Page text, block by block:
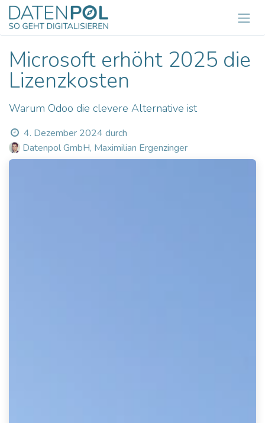
Zum Inhalt springen
Microsoft erhöht 2025 die
Lizenzkosten
Warum Odoo die clevere Alternative ist
4. Dezember 2024 durch
Datenpol GmbH, Maximilian Ergenzinger